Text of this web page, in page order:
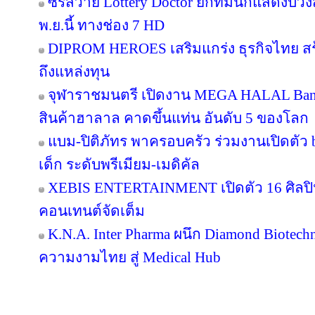
พ.ย.นี้ ทางช่อง 7 HD
DIPROM HEROES เสริมแกร่ง ธุรกิจไทย
ถึงแหล่งทุน
จุฬาราชมนตรี เปิดงาน MEGA HALAL
สินค้าฮาลาล คาดขึ้นแท่น อันดับ 5 ของโลก
แบม-ปิติภัทร พาครอบครัว ร่วมงานเปิดตัว
เด็ก ระดับพรีเมียม-เมดิคัล
XEBIS ENTERTAINMENT เปิดตัว 16 ศิ
คอนเทนต์จัดเต็ม
K.N.A. Inter Pharma ผนึก Diamond
ความงามไทย สู่ Medical Hub